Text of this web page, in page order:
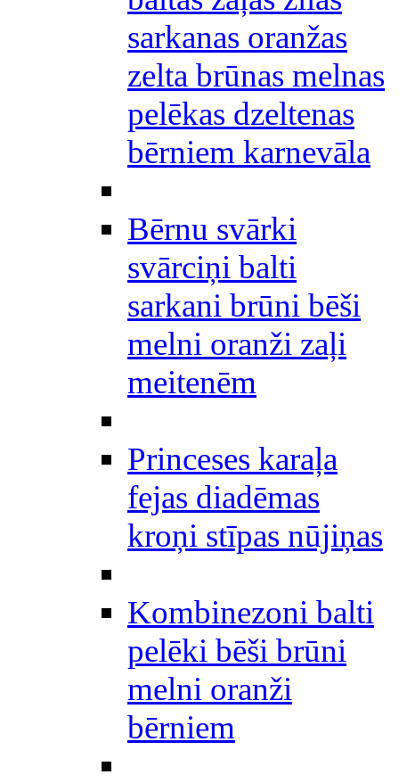
sarkanas oranžas
zelta brūnas melnas
pelēkas dzeltenas
bērniem karnevāla
Bērnu svārki
svārciņi balti
sarkani brūni bēši
melni oranži zaļi
meitenēm
Princeses karaļa
fejas diadēmas
kroņi stīpas nūjiņas
Kombinezoni balti
pelēki bēši brūni
melni oranži
bērniem